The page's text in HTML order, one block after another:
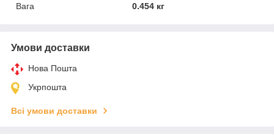
Вага
0.454 кг
Умови доставки
Нова Пошта
Укрпошта
Всі умови доставки